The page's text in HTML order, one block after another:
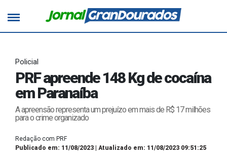
Policial
PRF apreende 148 Kg de cocaína
em Paranaíba
A apreensão representa um prejuízo em mais de R$ 17 milhões
para o crime organizado
Redação com PRF
Publicado em: 11/08/2023 | Atualizado em: 11/08/2023 09:51:25